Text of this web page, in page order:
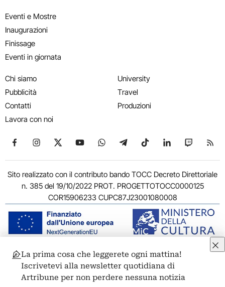
Eventi e Mostre
Inaugurazioni
Finissage
Eventi in giornata
Chi siamo
Pubblicità
Contatti
Lavora con noi
University
Travel
Produzioni
Seguici su Facebook
Seguici su Instagram
Seguici su X
Seguici su YouTube
Seguici su WhatsApp
Seguici su Telegram
Seguici su TikTok
Seguici su
Seguici
Sito realizzato con il contributo bando TOCC Decreto Direttoriale
n. 385 del 19/10/2022 PROT. PROGETTOTOCC0000125
COR15906233 CUPC87J23001080008
© 2011-2026 ARTRIBUNE srl – Corso Vittorio Emanuele II, 287 –
00186 Roma - P.I. 11381581005
Privacy: Responsabile della protezione dei dati personali
La prima cosa che leggerete ogni mattina!
Iscrivetevi alla newsletter quotidiana di
Artribune per non perdere nessuna notizia